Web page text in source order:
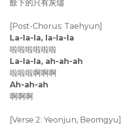
餘下的只有灰燼
[Post-Chorus: Taehyun]
La-la-la, la-la-la
啦啦啦啦啦啦
La-la-la, ah-ah-ah
啦啦啦啊啊啊
Ah-ah-ah
啊啊啊
[Verse 2: Yeonjun, Beomgyu]